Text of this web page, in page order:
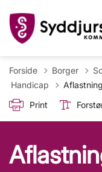
Forside Borger
Tilbage til
Handicap
Print